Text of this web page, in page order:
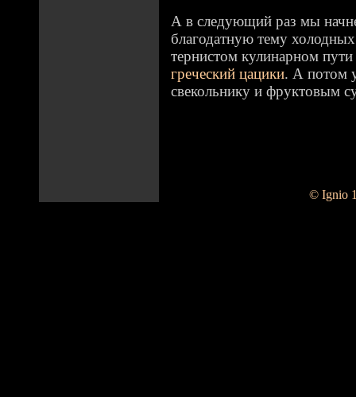
А в следующий раз мы
благодатную тему
тернистом кулинарном
греческий цацики. А потом
свекольнику и фруктовым
© Ignio